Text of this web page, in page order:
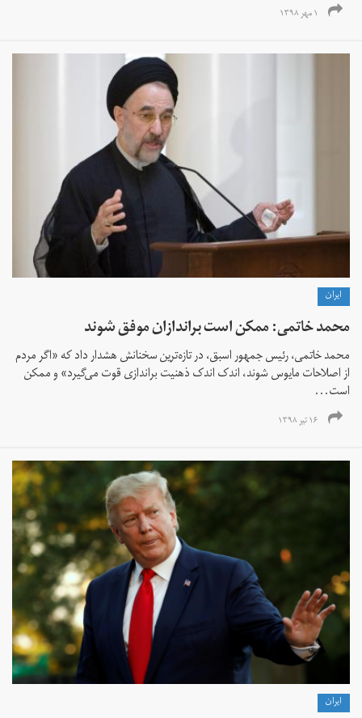
۱ مهر ۱۳۹۸
ايران
محمد خاتمی: ممکن است براندازان موفق شوند
محمد خاتمی، رئیس جمهور اسبق، در تازه‌ترین سخنانش هشدار داد که «اگر مردم
از اصلاحات مایوس شوند، اندک اندک ذهنیت براندازی قوت می‌گیرد» و ممکن
است...
۱۶ تیر ۱۳۹۸
ايران